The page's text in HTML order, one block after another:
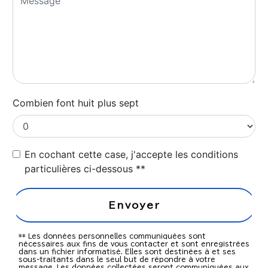
Combien font huit plus sept
En cochant cette case, j'accepte les conditions
particulières ci-dessous **
Envoyer
** Les données personnelles communiquées sont
nécessaires aux fins de vous contacter et sont enregistrées
dans un fichier informatisé. Elles sont destinées à et ses
sous-traitants dans le seul but de répondre à votre